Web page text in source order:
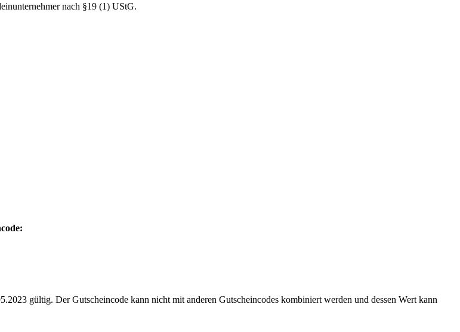
nach §19 (1) UStG.
gültig. Der Gutscheincode kann nicht mit anderen Gutscheincodes kombiniert werden und dessen Wert kann